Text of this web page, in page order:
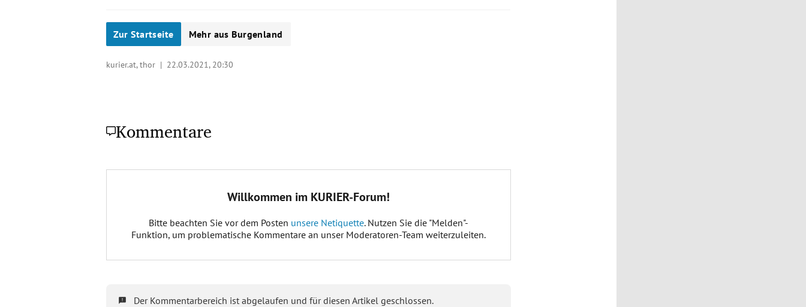
Zur Startseite Mehr aus Burgenland
kurier.at, thor | 22.03.2021, 20:30
Kommentare